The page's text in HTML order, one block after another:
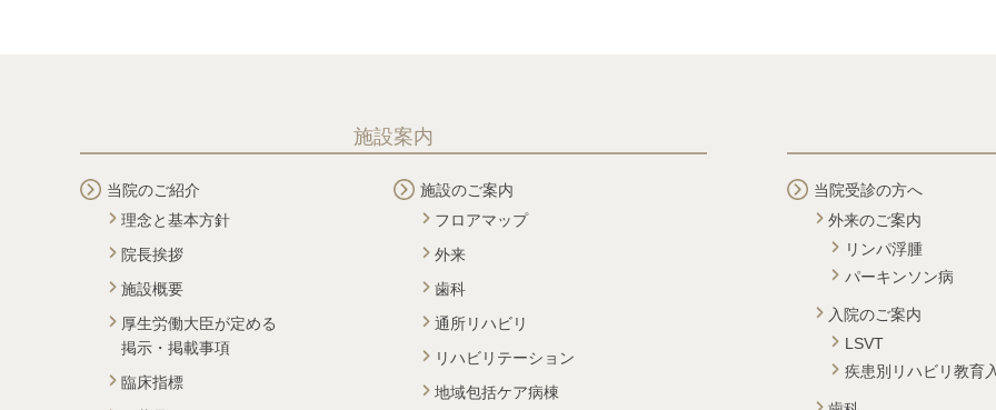
施設案内
当院のご紹介
理念と基本方針
院長挨拶
施設概要
厚生労働大臣が定める
掲示・掲載事項
臨床指標
施設のご案内
フロアマップ
外来
歯科
通所リハビリ
リハビリテーション
地域包括ケア病棟
当院受診の方へ
外来のご案内
リンパ浮腫
パーキンソン病
入院のご案内
LSVT
疾患別リハビリ教育